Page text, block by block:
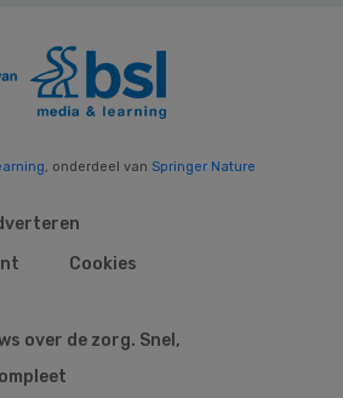
, onderdeel van Springer Nature
Cookies
over de zorg. Snel,